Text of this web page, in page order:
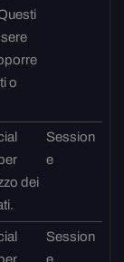
o
dei
Session
e
Session